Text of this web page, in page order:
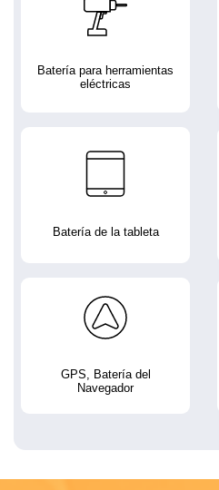
Batería para herramientas
eléctricas
Batería de la tableta
GPS, Batería del
Navegador